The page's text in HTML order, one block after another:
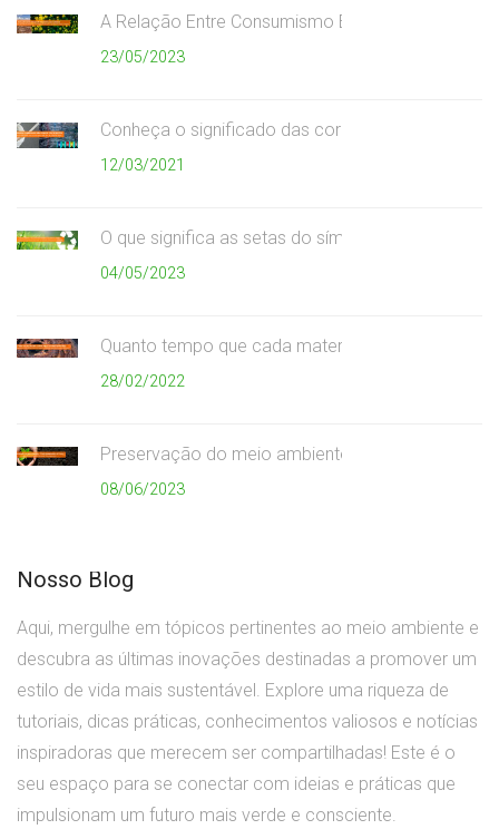
A Relação Entre Consumismo Exagerado e Meio
23/05/2023
Conheça o significado das cores da coleta
12/03/2021
O que significa as setas do símbolo da reciclagem
04/05/2023
Quanto tempo que cada material demora para se
28/02/2022
Preservação do meio ambiente
08/06/2023
Nosso Blog
Aqui, mergulhe em tópicos pertinentes ao meio ambiente e
descubra as últimas inovações destinadas a promover um
estilo de vida mais sustentável. Explore uma riqueza de
tutoriais, dicas práticas, conhecimentos valiosos e notícias
inspiradoras que merecem ser compartilhadas! Este é o
seu espaço para se conectar com ideias e práticas que
impulsionam um futuro mais verde e consciente.